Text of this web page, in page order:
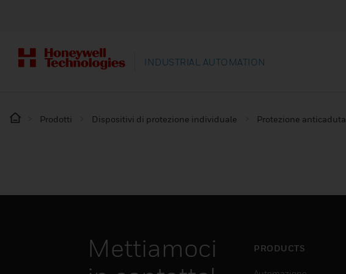
INDUSTRIAL AUTOMATION
Prodotti Dispositivi di protezione individuale Protezione anticaduta
Mettiamoci
PRODUCTS